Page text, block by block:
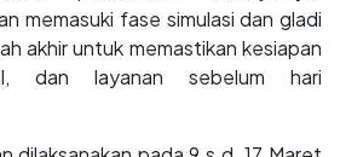
memasuki fase simulasi dan gladi
akhir untuk memastikan kesiapan
dan layanan sebelum hari